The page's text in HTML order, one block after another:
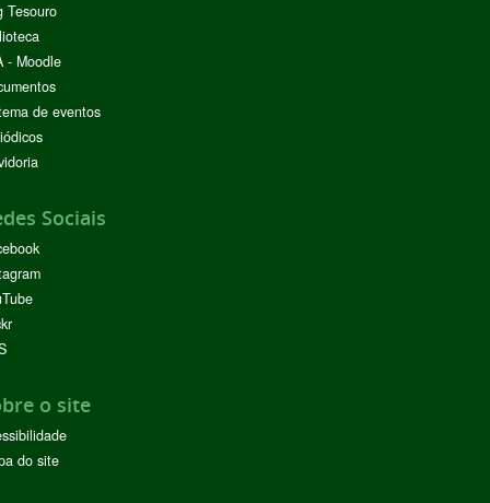
Tesouro
- Moodle
de eventos
Sociais
o site
do site